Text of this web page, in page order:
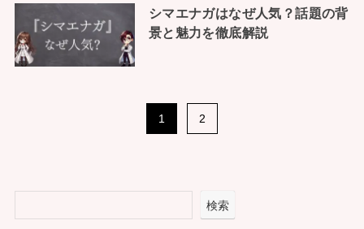
シマエナガはなぜ人気？話題の背
景と魅力を徹底解説
1 2
検索